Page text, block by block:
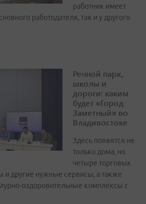
работник имеет
работодателя, так и у другого
Речной парк,
школы и
дороги: каким
будет «Город
Заметный» во
Владивостоке
Здесь появятся не
только дома, но
четыре торговых
и другие нужные сервисы, а также
оздоровительные комплексы с